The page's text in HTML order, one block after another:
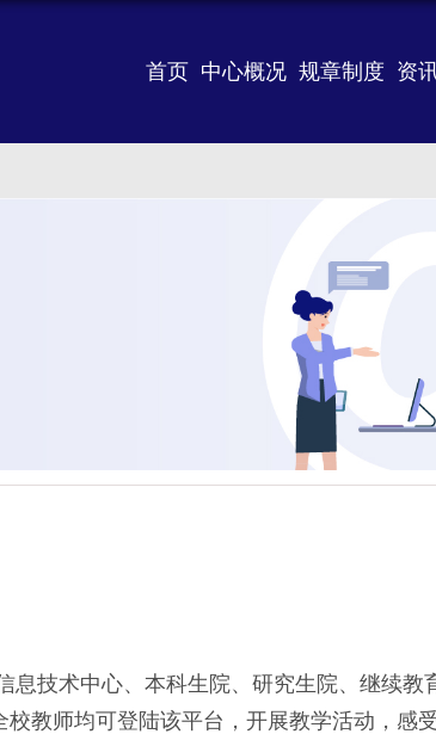
首页 中心概况 规章制度 资
息技术中心、本科生院、研究生院、继续
校教师均可登陆该平台，开展教学活动，感